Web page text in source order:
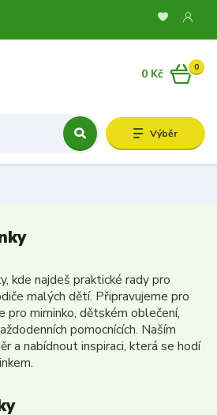
Výběr
0
0 Kč
kde najdeš praktické rady pro
malých dětí. Připravujeme pro
pro miminko, dětském oblečení,
pomocnících. Naším
a nabídnout inspiraci, která se hodí